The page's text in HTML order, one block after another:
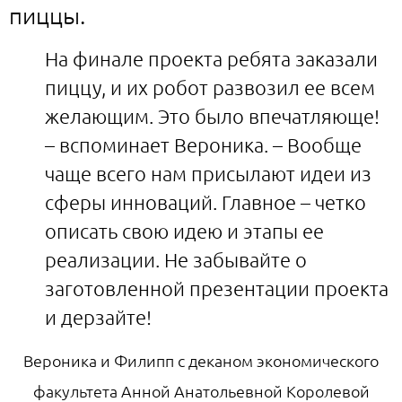
пиццы.
На финале проекта ребята заказали
пиццу, и их робот развозил ее всем
желающим. Это было впечатляюще!
– вспоминает Вероника. – Вообще
чаще всего нам присылают идеи из
сферы инноваций. Главное – четко
описать свою идею и этапы ее
реализации. Не забывайте о
заготовленной презентации проекта
и дерзайте!
Вероника и Филипп с деканом экономического
факультета Анной Анатольевной Королевой